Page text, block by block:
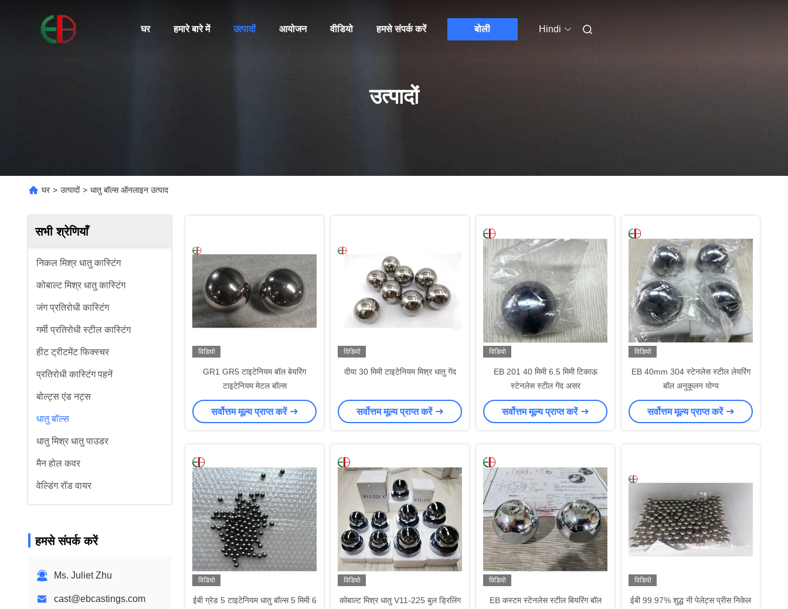
घर हमारे बारे में उत्पादों आयोजन वीडियो हमसे संपर्क करें बोली Hindi
उत्पादों
घर > उत्पादों > धातु बॉल्स ऑनलाइन उत्पाद
सभी श्रेणियाँ
निकल मिश्र धातु कास्टिंग
कोबाल्ट मिश्र धातु कास्टिंग
जंग प्रतिरोधी कास्टिंग
गर्मी प्रतिरोधी स्टील कास्टिंग
हीट ट्रीटमेंट फिक्स्चर
प्रतिरोधी कास्टिंग पहनें
बोल्ट्स एंड नट्स
धातु बॉल्स
धातु मिश्र धातु पाउडर
मैन होल कवर
वेल्डिंग रॉड वायर
हमसे संपर्क करें
Ms. Juliet Zhu
cast@ebcastings.com
विडियो
GR1 GR5 टाइटेनियम बॉल बेयरिंग
टाइटेनियम मेटल बॉल्स
सर्वोत्तम मूल्य प्राप्त करें
विडियो
दीया 30 मिमी टाइटेनियम मिश्र धातु गेंद
सर्वोत्तम मूल्य प्राप्त करें
विडियो
EB 201 40 मिमी 6.5 मिमी टिकाऊ
स्टेनलेस स्टील गेंद असर
सर्वोत्तम मूल्य प्राप्त करें
विडियो
EB 40mm 304 स्टेनलेस स्टील लेयरिंग
बॉल अनुकूलन योग्य
सर्वोत्तम मूल्य प्राप्त करें
विडियो
ईबी ग्रेड 5 टाइटेनियम धातु बॉल्स 5 मिमी 6
विडियो
कोबाल्ट मिश्र धातु V11-225 बुल ड्रिलिंग
विडियो
EB कस्टम स्टेनलेस स्टील बियरिंग बॉल
विडियो
ईबी 99.97% शुद्ध नी पेलेट्स प्रीस निकेल